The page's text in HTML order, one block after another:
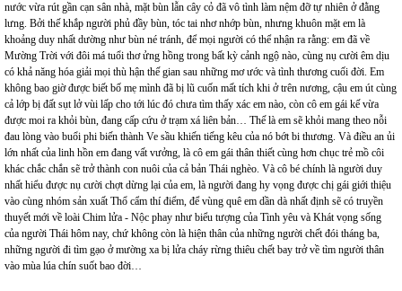
nước vừa rút gần cạn sân nhà, mặt bùn lẫn cây cỏ đã vô tình làm nệm đỡ tự nhiên ở đằng
lưng. Bởi thế khắp người phủ đầy bùn, tóc tai nhơ nhớp bùn, nhưng khuôn mặt em là
khoảng duy nhất dường như bùn né tránh, để mọi người có thể nhận ra rằng: em đã về
Mường Trời với đôi má tuổi thơ ửng hồng trong bất kỳ cảnh ngộ nào, cùng nụ cười êm dịu
có khả năng hóa giải mọi thù hận thế gian sau những mơ ước và tình thương cuối đời. Em
không bao giờ được biết bố mẹ mình đã bị lũ cuốn mất tích khi ở trên nương, cậu em út cùng
cả lớp bị đất sụt lở vùi lấp cho tới lúc đó chưa tìm thấy xác em nào, còn cô em gái kế vừa
được moi ra khỏi bùn, đang cấp cứu ở trạm xá liên bản… Thế là em sẽ khỏi mang theo nỗi
đau lòng vào buổi phi biến thành Ve sầu khiến tiếng kêu của nó bớt bi thương. Và điều an ủi
lớn nhất của linh hồn em đang vất vưởng, là cô em gái thân thiết cùng hơn chục trẻ mồ côi
khác chắc chắn sẽ trở thành con nuôi của cả bản Thái nghèo. Và cô bé chính là người duy
nhất hiểu được nụ cười chợt dừng lại của em, là người đang hy vọng được chị gái giới thiệu
vào cùng nhóm sản xuất Thổ cẩm thí điểm, để vùng quê em dần dà nhất định sẽ có truyền
thuyết mới về loài Chim lửa - Nộc phay như biểu tượng của Tình yêu và Khát vọng sống
của người Thái hôm nay, chứ không còn là hiện thân của những người chết đói tháng ba,
những người đi tìm gạo ở mường xa bị lửa cháy rừng thiêu chết bay trở về tìm người thân
vào mùa lúa chín suốt bao đời…